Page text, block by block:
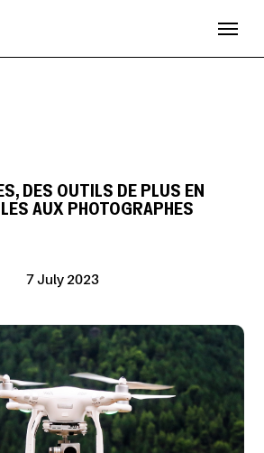
DES OUTILS DE PLUS EN
AUX PHOTOGRAPHES
7 July 2023